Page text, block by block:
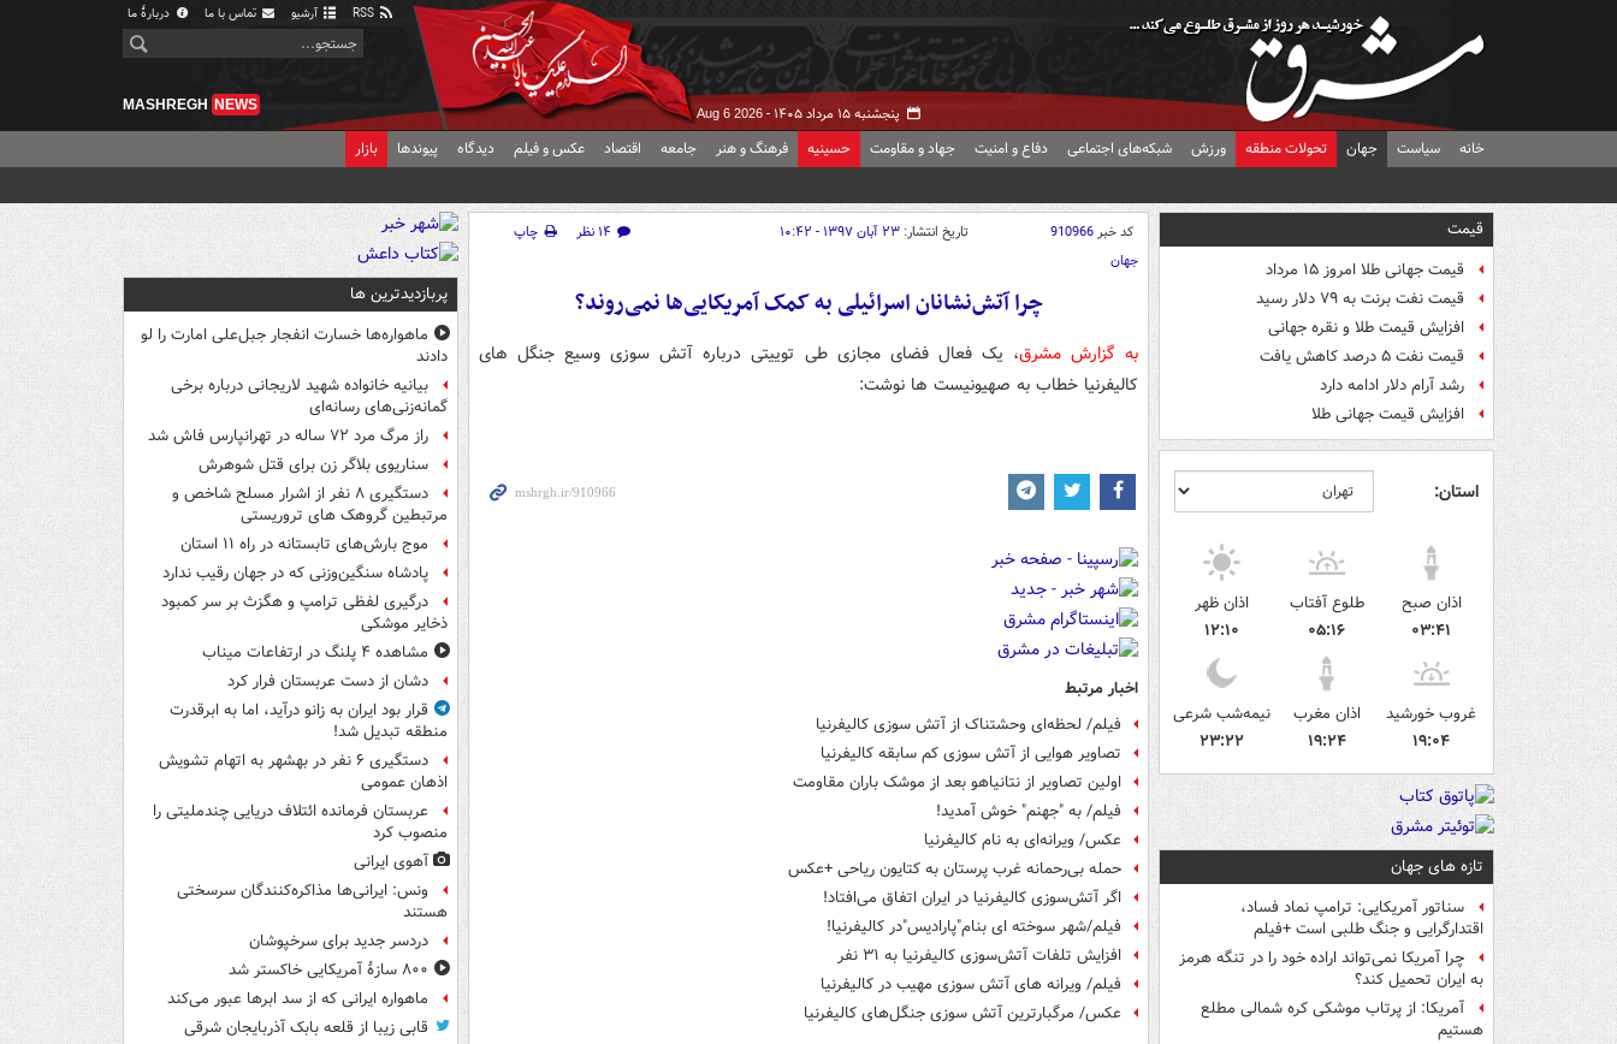
آرشیو تماس با ما دربارهٔ ما
پنجشنبه ۱۵ مرداد ۱۴۰۵ - Aug 6 2026
MASHREGH NEWS
خانه سیاست جهان تحولات منطقه ورزش شبکه‌های اجتماعی دفاع و امنیت جهاد و مقاومت حسینیه فرهنگ و هنر جامعه اقتصاد عکس و فیلم دیدگاه پیوندها بازار
قیمت
قیمت جهانی طلا امروز ۱۵ مرداد
قیمت نفت برنت به ۷۹ دلار رسید
افزایش قیمت طلا و نقره جهانی
قیمت نفت ۵ درصد کاهش یافت
رشد آرام دلار ادامه دارد
افزایش قیمت جهانی طلا
استان:
اذان صبح
۰۳:۴۱
طلوع آفتاب
۰۵:۱۶
اذان ظهر
۱۲:۱۰
غروب خورشید
۱۹:۰۴
اذان مغرب
۱۹:۲۴
نیمه‌شب شرعی
۲۳:۲۲
تازه های جهان
سناتور آمریکایی: ترامپ نماد فساد،
اقتدارگرایی و جنگ طلبی است +فیلم
چرا آمریکا نمی‌تواند اراده خود را در تنگه هرمز
به ایران تحمیل کند؟
آمریکا: از پرتاب موشکی کره شمالی مطلع
هستیم
کد خبر910966 تاریخ انتشار: ۲۳ آبان ۱۳۹۷ - ۱۰:۴۲ ۱۴ نظر
چاپ
جهان
چرا آتش‌نشانان اسرائیلی به کمک آمریکایی‌ها نمی‌روند؟
به گزارش مشرق، یک فعال فضای مجازی طی توییتی درباره آتش سوزی وسیع جنگل های
کالیفرنیا خطاب به صهیونیست ها نوشت:
اخبار مرتبط
فیلم/ لحظه‌ای وحشتناک از آتش سوزی کالیفرنیا
تصاویر هوایی از آتش سوزی کم سابقه کالیفرنیا
اولین تصاویر از نتانیاهو بعد از موشک باران مقاومت
فیلم/ به "جهنم" خوش آمدید!
عکس/ ویرانه‌ای به نام کالیفرنیا
حمله بی‌رحمانه غرب پرستان به کتایون ریاحی +عکس
اگر آتش‌سوزی کالیفرنیا در ایران اتفاق می‌افتاد!
فیلم/شهر سوخته ای بنام"پارادیس"در کالیفرنیا!
افزایش تلفات آتش‌سوزی کالیفرنیا به ۳۱ نفر
فیلم/ ویرانه های آتش سوزی مهیب در کالیفرنیا
عکس/ مرگبارترین آتش سوزی جنگل‌های کالیفرنیا
پربازدیدترین ها
ماهواره‌ها خسارت انفجار جبل‌علی امارت را لو
دادند
بیانیه خانواده شهید لاریجانی درباره برخی
گمانه‌زنی‌های رسانه‌ای
راز مرگ مرد ۷۲ ساله در تهرانپارس فاش شد
سناریوی بلاگر زن برای قتل شوهرش
دستگیری ۸ نفر از اشرار مسلح شاخص و
مرتبطین گروهک های تروریستی
موج بارش‌های تابستانه در راه ۱۱ استان
پادشاه سنگین‌وزنی که در جهان رقیب ندارد
درگیری لفظی ترامپ و هگزث بر سر کمبود
ذخایر موشکی
مشاهده ۴ پلنگ در ارتفاعات میناب
دشان از دست عربستان فرار کرد
قرار بود ایران به زانو درآید، اما به ابرقدرت
منطقه تبدیل شد!
دستگیری ۶ نفر در بهشهر به اتهام تشویش
اذهان عمومی
عربستان فرمانده ائتلاف دریایی چندملیتی را
منصوب کرد
آهوی ایرانی
ونس: ایرانی‌ها مذاکره‌کنندگان سرسختی
هستند
دردسر جدید برای سرخپوشان
۸۰۰ سازۀ آمریکایی خاکستر شد
ماهواره ایرانی که از سد ابرها عبور می‌کند
قابی زیبا از قلعه بابک آذربایجان شرقی